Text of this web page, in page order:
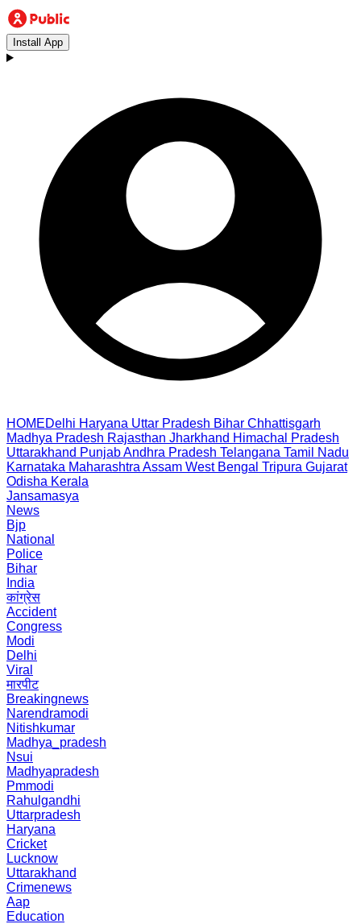
Install App
HOMEDelhi Haryana Uttar Pradesh Bihar Chhattisgarh
Madhya Pradesh Rajasthan Jharkhand Himachal Pradesh
Uttarakhand PunjabAndhra Pradesh Telangana Tamil Nadu
Karnataka Maharashtra Assam West Bengal Tripura Gujarat
Odisha Kerala
Jansamasya
News
Bjp
National
Police
Bihar
India
कांग्रेस
Accident
Congress
Modi
Delhi
Viral
मारपीट
Breakingnews
Narendramodi
Nitishkumar
Madhya_pradesh
Nsui
Madhyapradesh
Pmmodi
Rahulgandhi
Uttarpradesh
Haryana
Cricket
Lucknow
Uttarakhand
Crimenews
Aap
Education